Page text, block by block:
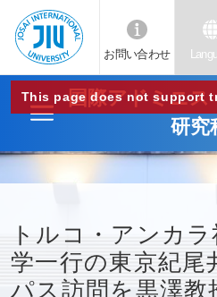
JIU
城西
国際
大学
お問い合わせ
This page does not support
国際アドミニス
研究
トルコ・アンカ
学一行の東京紀尾
パス訪問を黒澤教